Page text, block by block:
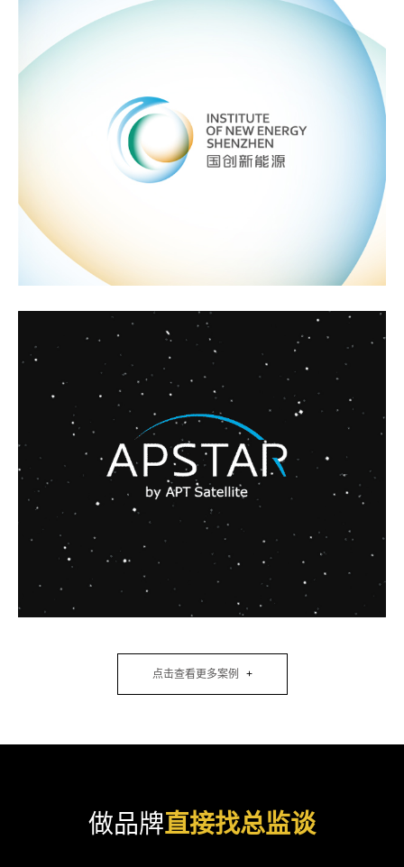
点击查看更多案例
做品牌直接找总监谈